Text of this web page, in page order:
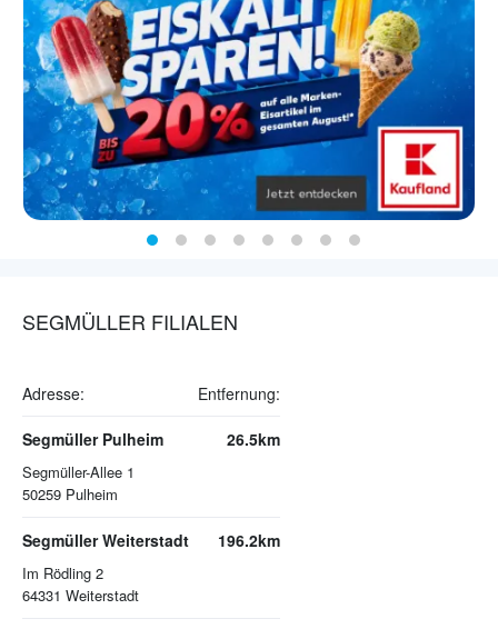
SEGMÜLLER FILIALEN
Adresse: Entfernung:
Segmüller Pulheim
Segmüller-Allee 1
50259 Pulheim
26.5km
Segmüller Weiterstadt
Im Rödling 2
64331 Weiterstadt
196.2km